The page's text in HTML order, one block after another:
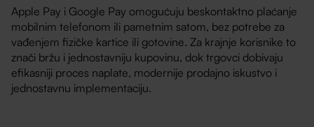
Apple Pay i Google Pay omogućuju beskontaktno plaćanje
mobilnim telefonom ili pametnim satom, bez potrebe za
vađenjem fizičke kartice ili gotovine. Za krajnje korisnike to
znači bržu i jednostavniju kupovinu, dok trgovci dobivaju
efikasniji proces naplate, modernije prodajno iskustvo i
jednostavnu implementaciju.